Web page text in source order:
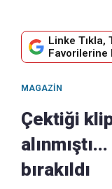
Linke Tıkla,
Favorilerine
MAGAZIN
Çektiği
bırakıldı